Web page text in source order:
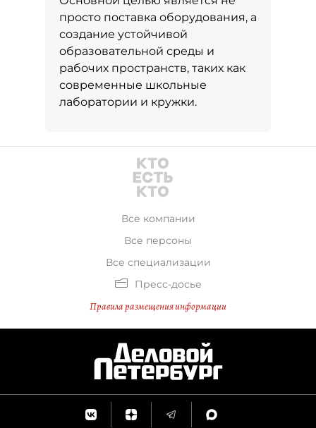
просто поставка оборудования, а
создание устойчивой
образовательной среды и
рабочих пространств, таких как
современные школьные
лаборатории и кружки.
Все компании
Все персоны
Все специализации
Пресс-досье
Правила размещения информации